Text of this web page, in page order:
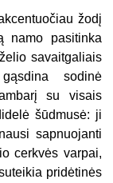
žodį
namo pasitinka
savaitgaliais
sodinė
su visais
šūdmusė: ji
sapnuojanti
cerkvės varpai,
pridėtinės